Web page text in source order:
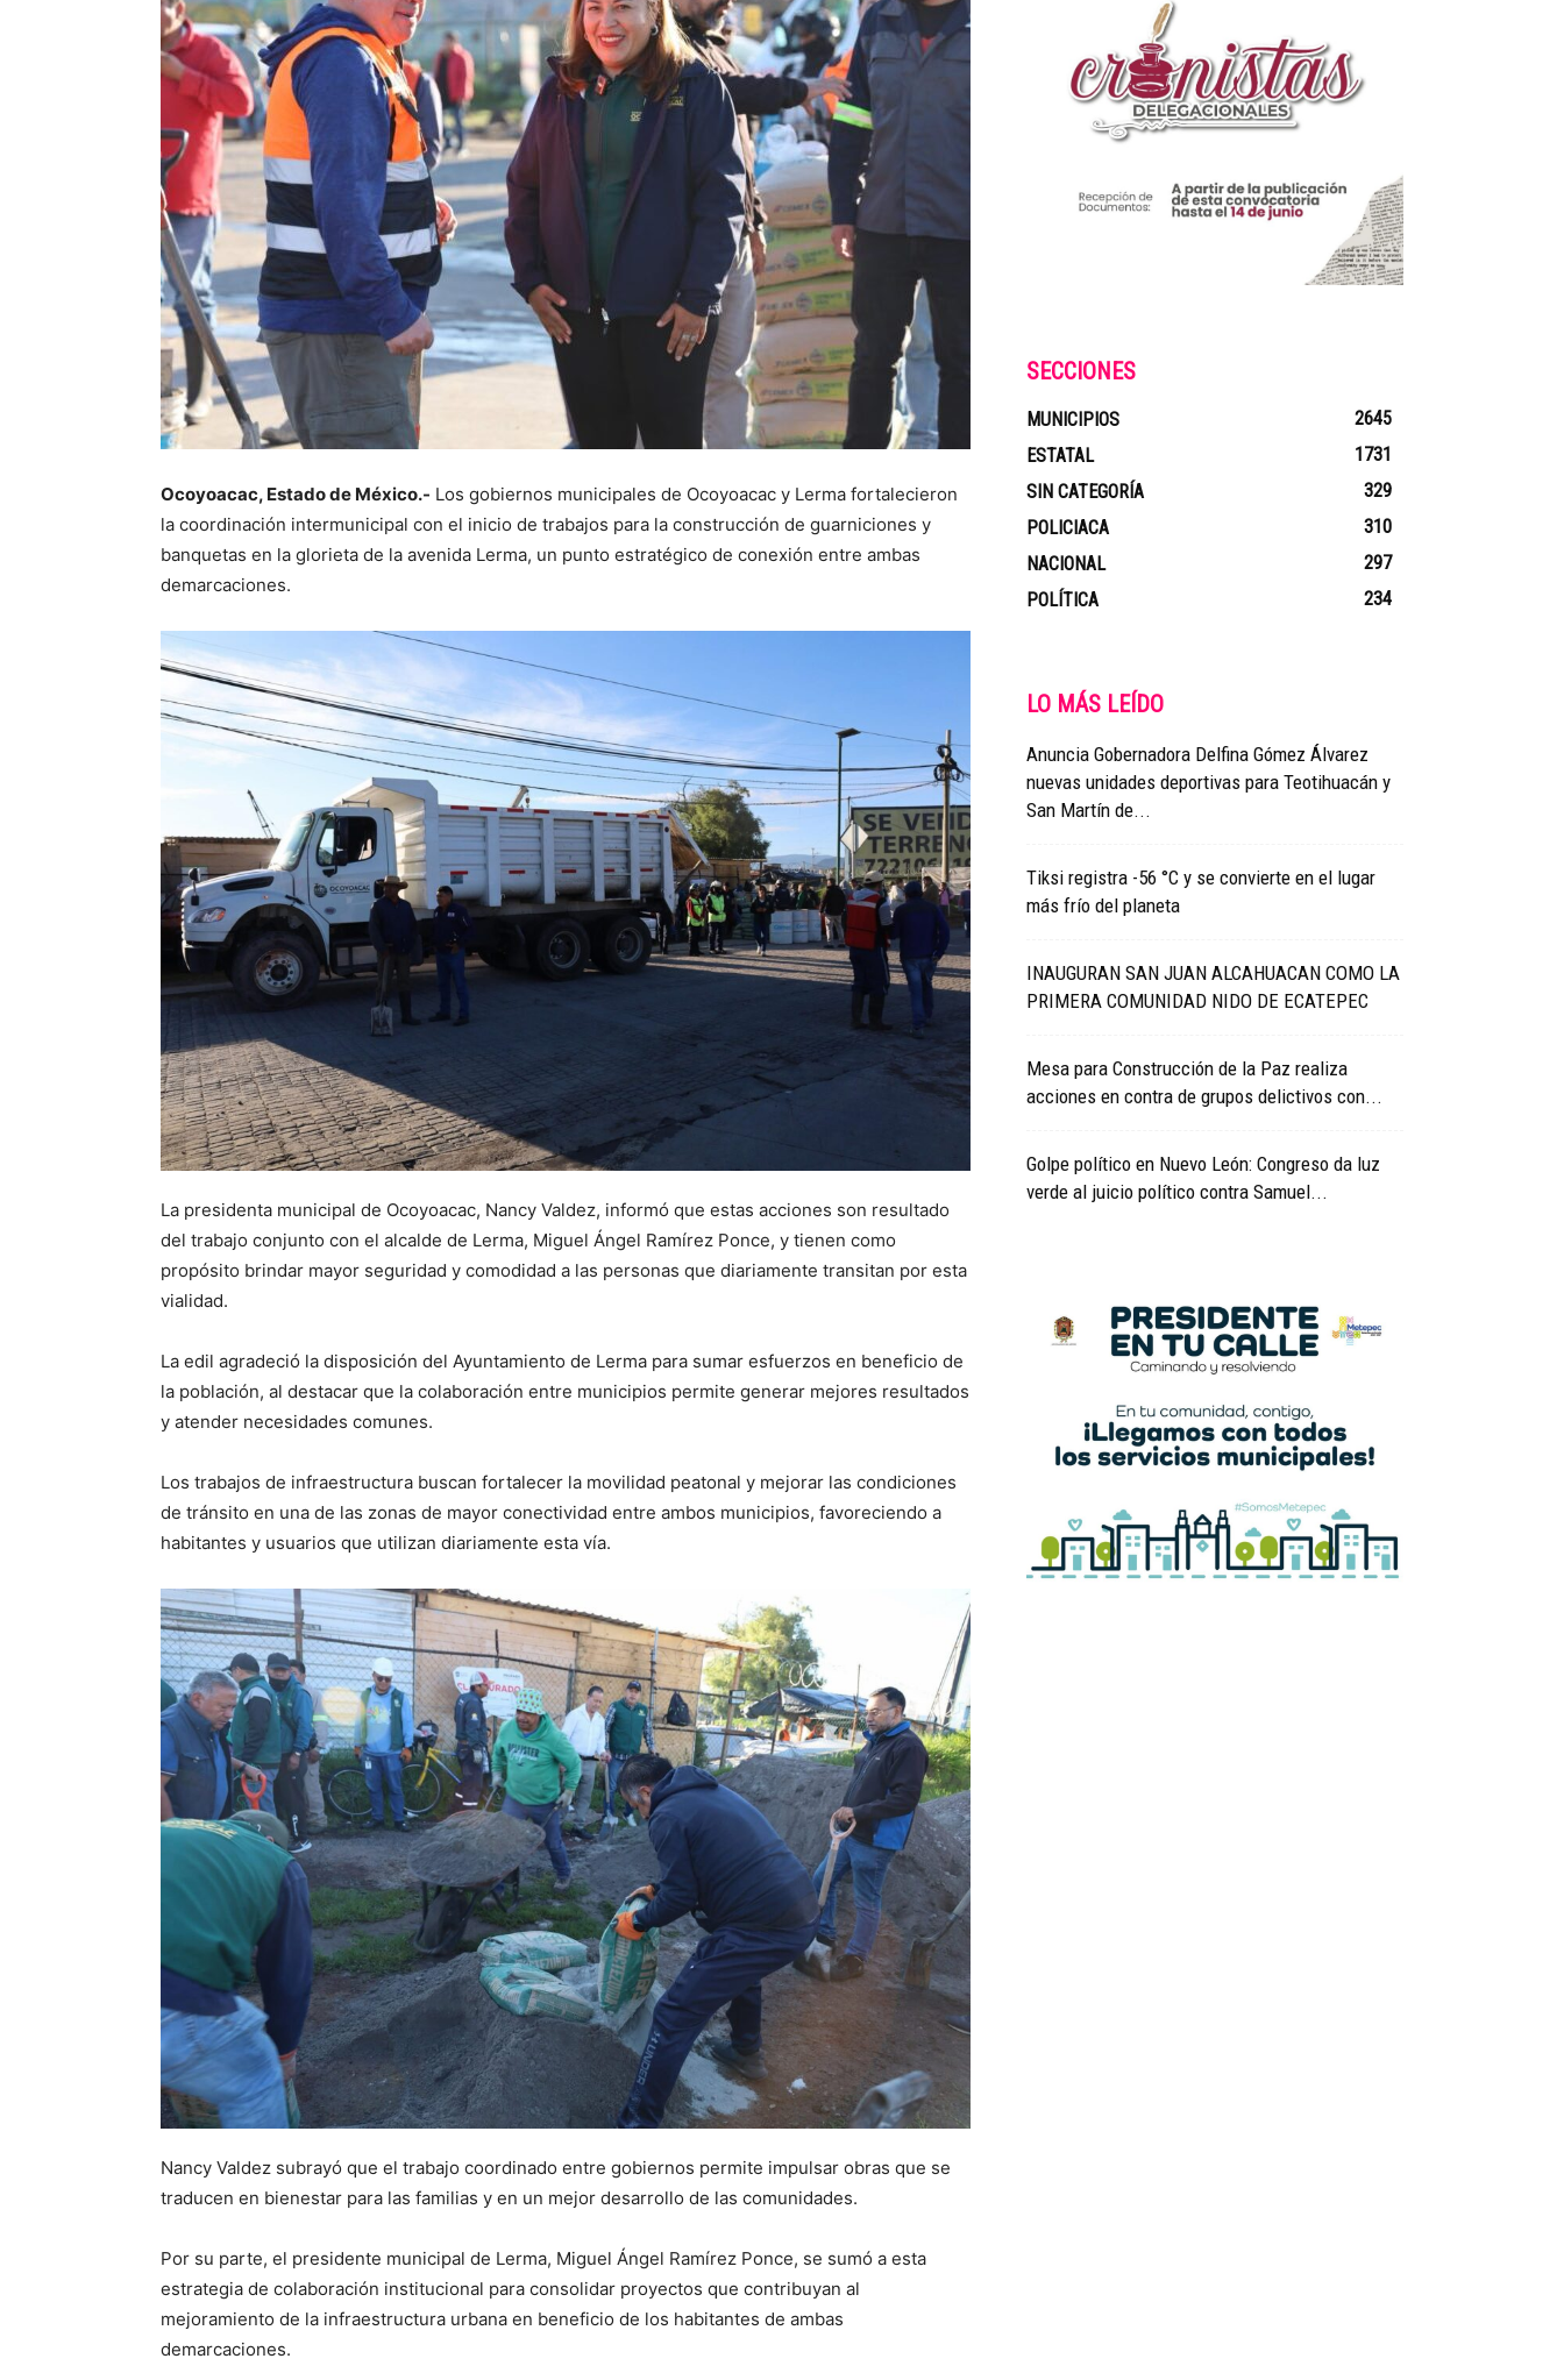
Ocoyoacac, Estado de México.- Los gobiernos municipales de Ocoyoacac y Lerma fortalecieron
la coordinación intermunicipal con el inicio de trabajos para la construcción de guarniciones y
banquetas en la glorieta de la avenida Lerma, un punto estratégico de conexión entre ambas
demarcaciones.
La presidenta municipal de Ocoyoacac, Nancy Valdez, informó que estas acciones son resultado
del trabajo conjunto con el alcalde de Lerma, Miguel Ángel Ramírez Ponce, y tienen como
propósito brindar mayor seguridad y comodidad a las personas que diariamente transitan por esta
vialidad.
La edil agradeció la disposición del Ayuntamiento de Lerma para sumar esfuerzos en beneficio de
la población, al destacar que la colaboración entre municipios permite generar mejores resultados
y atender necesidades comunes.
Los trabajos de infraestructura buscan fortalecer la movilidad peatonal y mejorar las condiciones
de tránsito en una de las zonas de mayor conectividad entre ambos municipios, favoreciendo a
habitantes y usuarios que utilizan diariamente esta vía.
Nancy Valdez subrayó que el trabajo coordinado entre gobiernos permite impulsar obras que se
traducen en bienestar para las familias y en un mejor desarrollo de las comunidades.
Por su parte, el presidente municipal de Lerma, Miguel Ángel Ramírez Ponce, se sumó a esta
estrategia de colaboración institucional para consolidar proyectos que contribuyan al
mejoramiento de la infraestructura urbana en beneficio de los habitantes de ambas
demarcaciones.
SECCIONES
MUNICIPIOS
2645
ESTATAL
1731
SIN CATEGORÍA
329
POLICIACA
310
NACIONAL
297
POLÍTICA
234
LO MÁS LEÍDO
Anuncia Gobernadora Delfina Gómez Álvarez
nuevas unidades deportivas para Teotihuacán y
San Martín de...
Tiksi registra -56 °C y se convierte en el lugar
más frío del planeta
INAUGURAN SAN JUAN ALCAHUACAN COMO LA
PRIMERA COMUNIDAD NIDO DE ECATEPEC
Mesa para Construcción de la Paz realiza
acciones en contra de grupos delictivos con...
Golpe político en Nuevo León: Congreso da luz
verde al juicio político contra Samuel...